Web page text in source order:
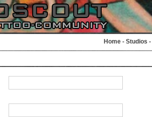
Home - Studios -